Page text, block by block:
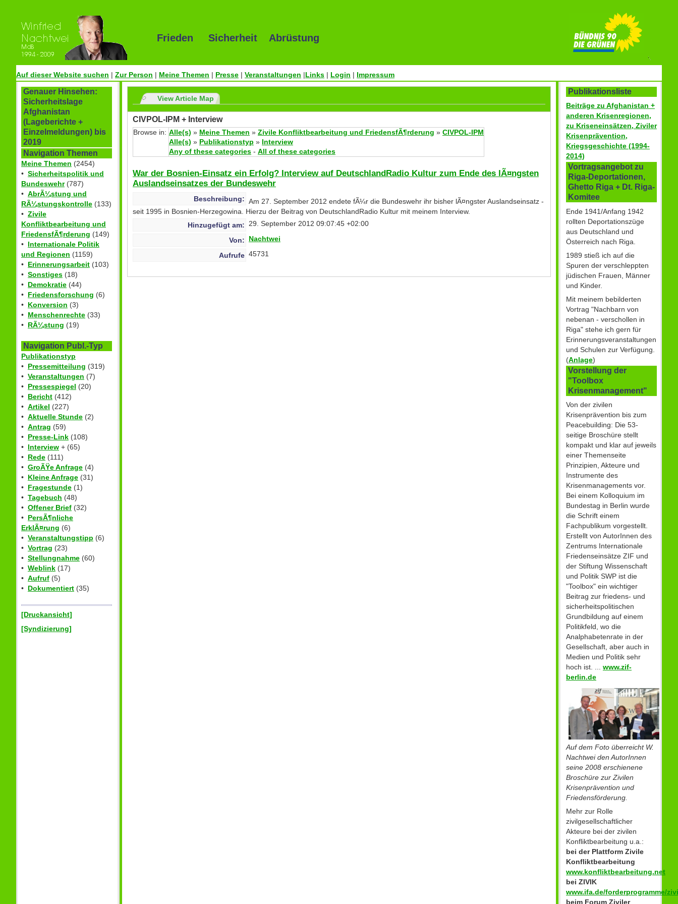
Frieden Sicherheit Abrüstung
Auf dieser Website suchen | Zur Person | Meine Themen | Presse | Veranstaltungen |Links | Login | Impressum
Genauer Hinsehen:
Sicherheitslage
Afghanistan
(Lageberichte +
Einzelmeldungen) bis
2019
Navigation Themen
Meine Themen (2454)
• Sicherheitspolitik und
Bundeswehr(787)
• AbrÃ¼stung und
RÃ¼stungskontrolle (133)
• Zivile
Konfliktbearbeitung und
FriedensfÃ¶rderung (149)
• Internationale Politik
und Regionen (1159)
• Erinnerungsarbeit (103)
• Sonstiges (18)
• Demokratie (44)
• Friedensforschung (6)
• Konversion (3)
• Menschenrechte (33)
• RÃ¼stung (19)
Navigation Publ.-Typ
Publikationstyp
• Pressemitteilung (319)
• Veranstaltungen (7)
• Pressespiegel (20)
• Bericht (412)
• Artikel (227)
• Aktuelle Stunde (2)
• Antrag (59)
• Presse-Link (108)
• Interview + (65)
• Rede (111)
• GroÃŸe Anfrage (4)
• Kleine Anfrage (31)
• Fragestunde (1)
• Tagebuch (48)
• Offener Brief (32)
• PersÃ¶nliche
ErklÃ¤rung (6)
• Veranstaltungstipp (6)
• Vortrag (23)
• Stellungnahme (60)
• Weblink (17)
• Aufruf (5)
• Dokumentiert (35)
[Druckansicht]
[Syndizierung]
View Article Map
CIVPOL-IPM + Interview
Browse in: Alle(s) » Meine Themen » Zivile Konfliktbearbeitung und FriedensfÃ¶rderung » CIVPOL-IPM
Alle(s) » Publikationstyp » Interview
Any of these categories - All of these categories
War der Bosnien-Einsatz ein Erfolg? Interview auf DeutschlandRadio Kultur zum Ende des lÃ¤ngsten
Auslandseinsatzes der Bundeswehr
Beschreibung: Am 27. September 2012 endete fÃ¼r die Bundeswehr ihr bisher lÃ¤ngster Auslandseinsatz -
seit 1995 in Bosnien-Herzegowina. Hierzu der Beitrag von DeutschlandRadio Kultur mit meinem Interview.
Hinzugefügt am:
29. September 2012 09:07:45 +02:00
Von: Nachtwei
Aufrufe 45731
Publikationsliste
Beiträge zu Afghanistan +
anderen Krisenregionen,
zu Kriseneinsätzen, Ziviler
Krisenprävention,
Kriegsgeschichte (1994-
2014)
Vortragsangebot zu
Riga-Deportationen,
Ghetto Riga + Dt. Riga-
Komitee
Ende 1941/Anfang 1942
rollten Deportationszüge
aus Deutschland und
Österreich nach Riga.
1989 stieß ich auf die
Spuren der verschleppten
jüdischen Frauen, Männer
und Kinder.
Mit meinem bebilderten
Vortrag "Nachbarn von
nebenan - verschollen in
Riga" stehe ich gern für
Erinnerungsveranstaltungen
und Schulen zur Verfügung.
(Anlage)
Vorstellung der
"Toolbox
Krisenmanagement"
Von der zivilen
Krisenprävention bis zum
Peacebuilding: Die 53-
seitige Broschüre stellt
kompakt und klar auf jeweils
einer Themenseite
Prinzipien, Akteure und
Instrumente des
Krisenmanagements vor.
Bei einem Kolloquium im
Bundestag in Berlin wurde
die Schrift einem
Fachpublikum vorgestellt.
Erstellt von AutorInnen des
Zentrums Internationale
Friedenseinsätze ZIF und
der Stiftung Wissenschaft
und Politik SWP ist die
"Toolbox" ein wichtiger
Beitrag zur friedens- und
sicherheitspolitischen
Grundbildung auf einem
Politikfeld, wo die
Analphabetenrate in der
Gesellschaft, aber auch in
Medien und Politik sehr
hoch ist. ... www.zif-
berlin.de
Auf dem Foto überreicht W.
Nachtwei den AutorInnen
seine 2008 erschienene
Broschüre zur Zivilen
Krisenprävention und
Friedensförderung.
Mehr zur Rolle
zivilgesellschaftlicher
Akteure bei der zivilen
Konfliktbearbeitung u.a.:
bei der Plattform Zivile
Konfliktbearbeitung
www.konfliktbearbeitung.net
bei ZIVIK
www.ifa.de/forderprogramme/
beim Forum Ziviler